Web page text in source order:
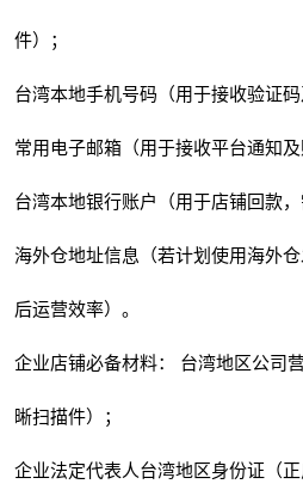
件）；
台湾本地手机号码（用于接收验证码
常用电子邮箱（用于接收平台通知及
台湾本地银行账户（用于店铺回款，
海外仓地址信息（若计划使用海外
后运营效率）。
企业店铺必备材料： 台湾地区公司
晰扫描件）；
企业法定代表人台湾地区身份证（正